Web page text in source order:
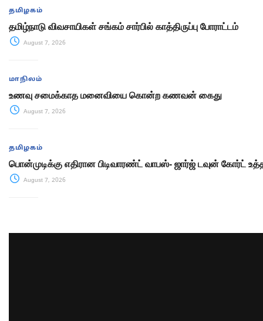
தமிழகம்
தமிழ்நாடு விவசாயிகள் சங்கம் சார்பில் காத்திருப்பு போராட்டம்
August 7, 2026
மாநிலம்
உணவு சமைக்காத மனைவியை கொன்ற கணவன் கைது
August 7, 2026
தமிழகம்
பொன்முடிக்கு எதிரான பிடிவாரண்ட் வாபஸ்- ஜார்ஜ் டவுன் கோர்ட்
August 7, 2026